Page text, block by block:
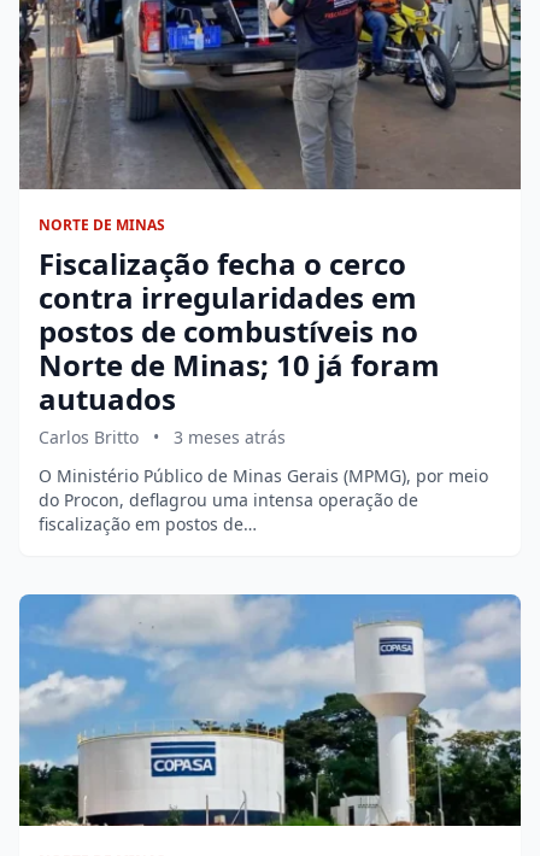
NORTE DE MINAS
Fiscalização fecha o cerco
contra irregularidades em
postos de combustíveis no
Norte de Minas; 10 já foram
autuados
Carlos Britto •
3 meses atrás
O Ministério Público de Minas Gerais (MPMG), por meio
do Procon, deflagrou uma intensa operação de
fiscalização em postos de…